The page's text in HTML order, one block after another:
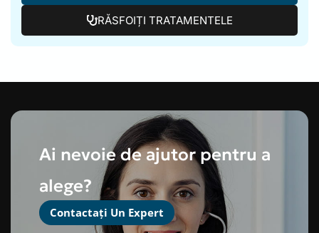
RĂSFOIȚI TRATAMENTELE
Ai nevoie de ajutor pentru a
alege?
Contactați Un Expert